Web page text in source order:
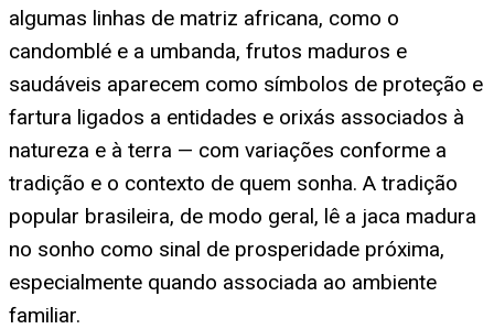
algumas linhas de matriz africana, como o
candomblé e a umbanda, frutos maduros e
saudáveis aparecem como símbolos de proteção e
fartura ligados a entidades e orixás associados à
natureza e à terra — com variações conforme a
tradição e o contexto de quem sonha. A tradição
popular brasileira, de modo geral, lê a jaca madura
no sonho como sinal de prosperidade próxima,
especialmente quando associada ao ambiente
familiar.